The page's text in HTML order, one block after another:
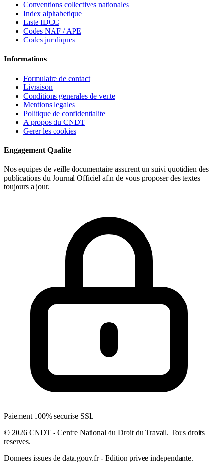
Conventions collectives nationales
Index alphabetique
Liste IDCC
Codes NAF / APE
Codes juridiques
Informations
Formulaire de contact
Livraison
Conditions generales de vente
Mentions legales
Politique de confidentialite
A propos du CNDT
Gerer les cookies
Engagement Qualite
Nos equipes de veille documentaire assurent un suivi quotidien des
publications du Journal Officiel afin de vous proposer des textes
toujours a jour.
Paiement 100% securise SSL
© 2026 CNDT - Centre National du Droit du Travail. Tous droits
reserves.
Donnees issues de data.gouv.fr - Edition privee independante.